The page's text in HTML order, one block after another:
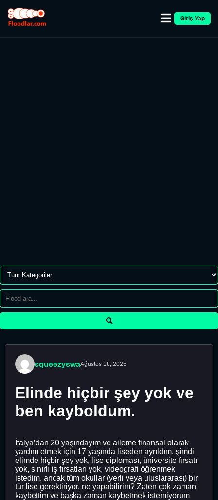
Giriş Yap
squeezyswaAğustos 18, 2025
Elinde hiçbir şey yok ve
ben kayboldum.
İtalya’dan 20 yaşındayım ve aileme finansal olarak
yardım etmek için 17 yaşında liseden ayrıldım, şimdi
elimde hiçbir şey yok, lise diploması, üniversite fırsatı
yok, sınırlı iş fırsatları yok, videografi öğrenmek
istedim, ancak tüm okullar (yerli veya uluslararası) bir
tür lise gerektiriyor, ne yapabilirim? Zaten çok zaman
kaybettim ve başka zaman kaybetmek istemiyorum